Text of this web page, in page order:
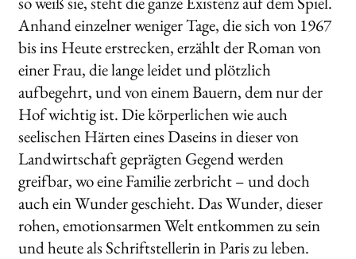
Anhand einzelner weniger Tage, die sich von 1967
bis ins Heute erstrecken, erzählt der Ro­man von
einer Frau, die lange leidet und plötz­lich
aufbegehrt, und von einem Bauern, dem nur der
Hof wichtig ist. Die körperlichen wie auch
seelischen Härten eines Daseins in dieser von
Landwirtschaft geprägten Gegend werden
greifbar, wo eine Familie zerbricht – und doch
auch ein Wunder geschieht. Das Wunder, dieser
rohen, emotionsarmen Welt entkommen zu sein
und heute als Schriftstellerin in Paris zu leben.